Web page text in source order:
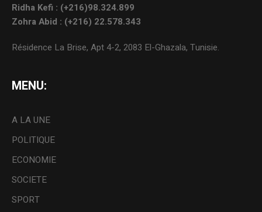
Ridha Kefi : (+216)98.324.899
Zohra Abid : (+216) 22.578.343
Résidence La Brise, Apt 4-2, 2083 El-Ghazala, Tunisie.
MENU:
A LA UNE
POLITIQUE
ECONOMIE
SOCIETE
SPORT